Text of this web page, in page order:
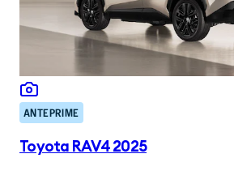
ANTEPRIME
Toyota RAV4 2025